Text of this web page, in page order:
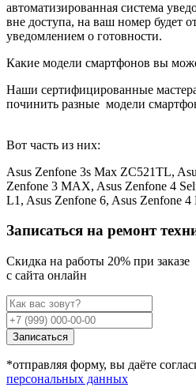
автоматизированная система
вне доступа, на ваш номер будет
уведомлением о готовности.
Какие модели смартфонов вы
Наши сертифицированные
починить разные модели
Вот часть из них:
Asus Zenfone 3s Max ZC521TL,
Zenfone 3 MAX, Asus Zenfone 4
L1, Asus Zenfone 6, Asus Zenfone 4
Записаться на ремонт
Cкидка на работы 20% при заказе
с сайта онлайн
Записаться
*отправляя форму, вы даёте
персональных данных